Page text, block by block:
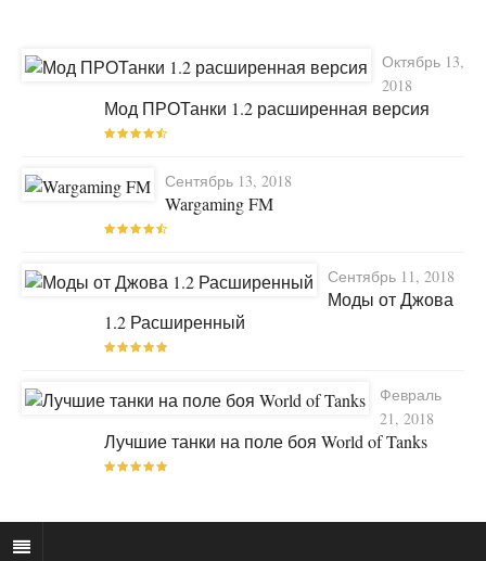
Октябрь 13,
2018
Мод ПРОТанки 1.2 расширенная версия
Сентябрь 13, 2018
Wargaming FM
Сентябрь 11, 2018
Моды от Джова
1.2 Расширенный
Февраль
21, 2018
Лучшие танки на поле боя World of Tanks